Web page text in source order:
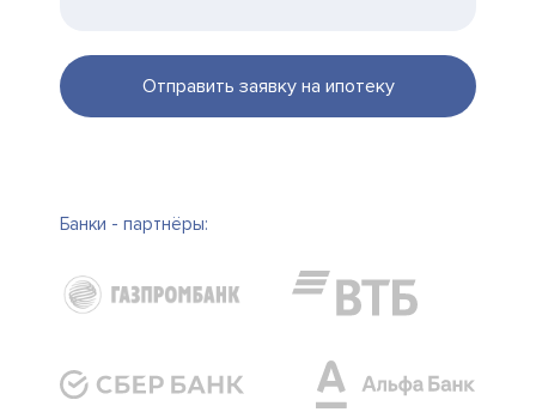
Отправить заявку на ипотеку
Банки - партнёры: